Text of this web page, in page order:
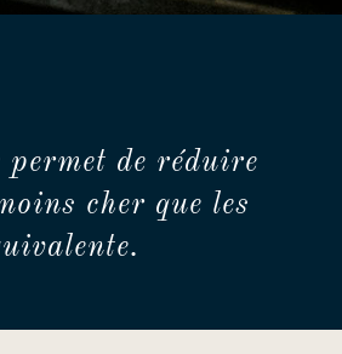
de réduire
cher que les